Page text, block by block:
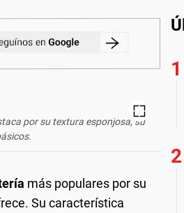
por su textura esponjosa, su
más populares por su
Su característica